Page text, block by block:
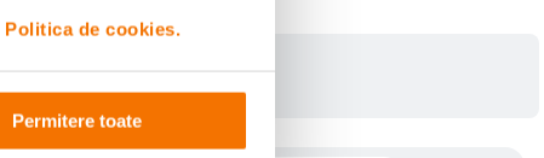
Politica de cookies.
Permitere toate